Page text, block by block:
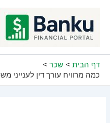
דף הבית
שכר
כמה מרוויח עורך דין